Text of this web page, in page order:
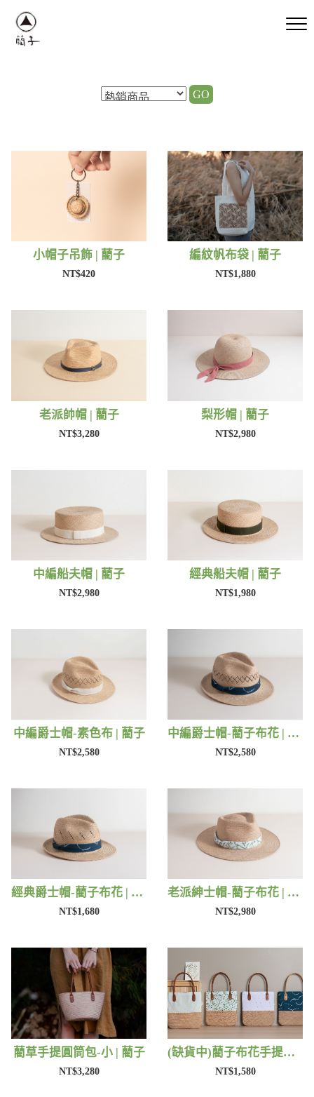
GO
小帽子吊飾 | 藺子
NT$420
編紋帆布袋 | 藺子
NT$1,880
老派帥帽 | 藺子
NT$3,280
梨形帽 | 藺子
NT$2,980
中編船夫帽 | 藺子
NT$2,980
經典船夫帽 | 藺子
NT$1,980
中編爵士帽-素色布 | 藺子
NT$2,580
中編爵士帽-藺子布花 | 藺子
NT$2,580
經典爵士帽-藺子布花 | 藺子
NT$1,680
老派紳士帽-藺子布花 | 藺子
NT$2,980
藺草手提圓筒包-小 | 藺子
NT$3,280
(缺貨中)藺子布花手提包 | 藺子
NT$1,580